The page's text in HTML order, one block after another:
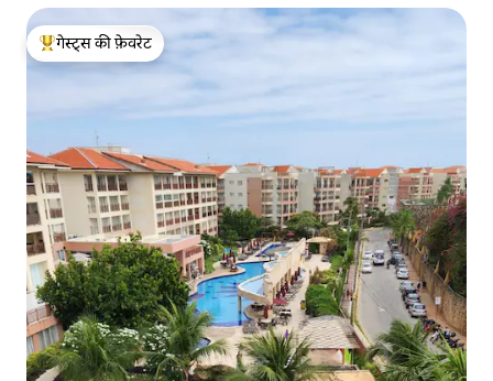
गेस्ट्स का टॉप फ़ेवरेट
गेस्ट्स की फ़ेवरेट